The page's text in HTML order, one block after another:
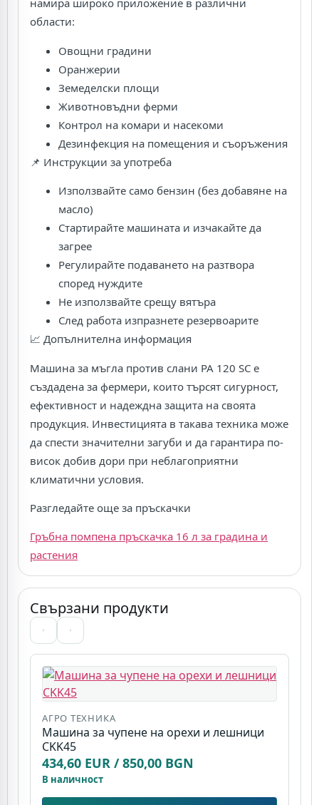
намира широко приложение в различни
области:
Овощни градини
Оранжерии
Земеделски площи
Животновъдни ферми
Контрол на комари и насекоми
Дезинфекция на помещения и съоръжения
📌 Инструкции за употреба
Използвайте само бензин (без добавяне на
масло)
Стартирайте машината и изчакайте да
загрее
Регулирайте подаването на разтвора
според нуждите
Не използвайте срещу вятъра
След работа изпразнете резервоарите
📈 Допълнителна информация
Машина за мъгла против слани PA 120 SC е
създадена за фермери, които търсят сигурност,
ефективност и надеждна защита на своята
продукция. Инвестицията в такава техника може
да спести значителни загуби и да гарантира по-
висок добив дори при неблагоприятни
климатични условия.
Разгледайте още за пръскачки
Гръбна помпена пръскачка 16 л за градина и
растения
Свързани продукти
АГРО ТЕХНИКА
Машина за чупене на орехи и лешници
CKK45
434,60 EUR / 850,00 BGN
В наличност